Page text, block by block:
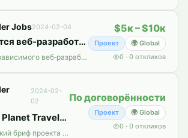
Jobs2024-02-04
Требуется веб‑разработчик для инновационной платформы ИИ‑юриста
Ищем независимого веб‑разработчика для создания масштабируемой платформы ИИ‑юриста с 15 модулями: чат‑боты, автоматизация документов, аналитика и др. Бюджет $5k–$10k.
$5к – $10к
Проект
🌍 Global
0 · 0 откликов
2024-02-
02
Queens Planet Travels — бриф разработчика и ТЗ для travel‑платформы
Технический бриф проекта Queens Travels: мобильное приложение, админ‑панель и партнерский кабинет с интеграциями IATA BSP и Amadeus GDS, безопасными платежами и стеком React Native/Node.js.
По договорённости
Проект
🌍 Global
0 · 0 откликов